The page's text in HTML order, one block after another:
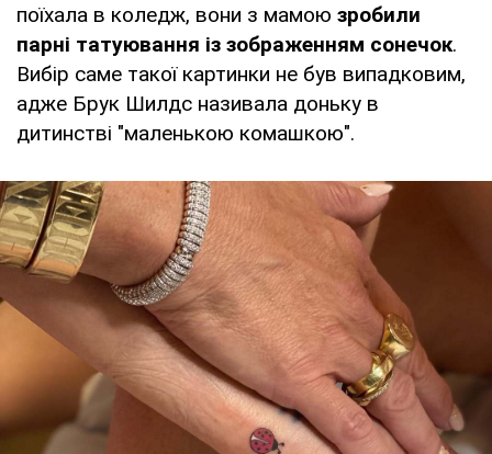
поїхала в коледж, вони з мамою зробили
парні татуювання із зображенням сонечок.
Вибір саме такої картинки не був випадковим,
адже Брук Шилдс називала доньку в
дитинстві "маленькою комашкою".